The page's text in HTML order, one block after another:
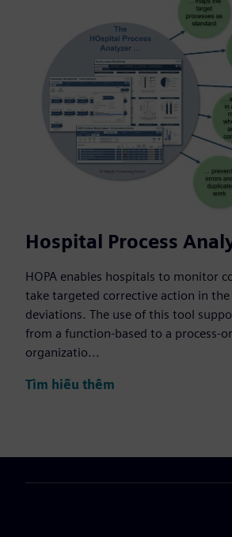
Hospital Process
HOPA enables hospitals to monitor
take targeted corrective action in the
deviations. The use of this tool
from a function-based to a process-
organizatio...
Tìm hiểu thêm